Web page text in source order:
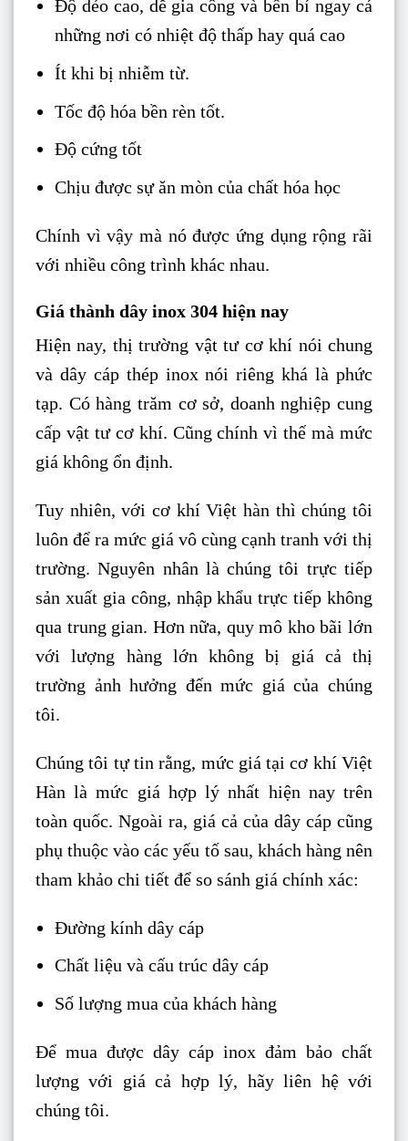
Độ dẻo cao, dễ gia công và bền bỉ ngay cả
những nơi có nhiệt độ thấp hay quá cao
Ít khi bị nhiễm từ.
Tốc độ hóa bền rèn tốt.
Độ cứng tốt
Chịu được sự ăn mòn của chất hóa học
Chính vì vậy mà nó được ứng dụng rộng rãi
với nhiều công trình khác nhau.
Giá thành dây inox 304 hiện nay
Hiện nay, thị trường vật tư cơ khí nói chung
và dây cáp thép inox nói riêng khá là phức
tạp. Có hàng trăm cơ sở, doanh nghiệp cung
cấp vật tư cơ khí. Cũng chính vì thế mà mức
giá không ổn định.
Tuy nhiên, với cơ khí Việt hàn thì chúng tôi
luôn để ra mức giá vô cùng cạnh tranh với thị
trường. Nguyên nhân là chúng tôi trực tiếp
sản xuất gia công, nhập khẩu trực tiếp không
qua trung gian. Hơn nữa, quy mô kho bãi lớn
với lượng hàng lớn không bị giá cả thị
trường ảnh hưởng đến mức giá của chúng
tôi.
Chúng tôi tự tin rằng, mức giá tại cơ khí Việt
Hàn là mức giá hợp lý nhất hiện nay trên
toàn quốc. Ngoài ra, giá cả của dây cáp cũng
phụ thuộc vào các yếu tố sau, khách hàng nên
tham khảo chi tiết để so sánh giá chính xác:
Đường kính dây cáp
Chất liệu và cấu trúc dây cáp
Số lượng mua của khách hàng
Để mua được dây cáp inox đảm bảo chất
lượng với giá cả hợp lý, hãy liên hệ với
chúng tôi.